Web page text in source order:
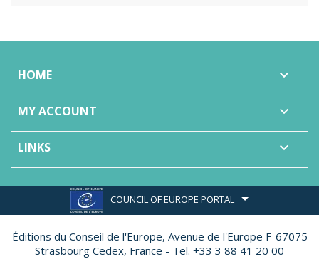
HOME 
MY ACCOUNT 
LINKS 
COUNCIL OF EUROPE PORTAL
Éditions du Conseil de l'Europe, Avenue de l'Europe F-67075
Strasbourg Cedex, France - Tel. +33 3 88 41 20 00